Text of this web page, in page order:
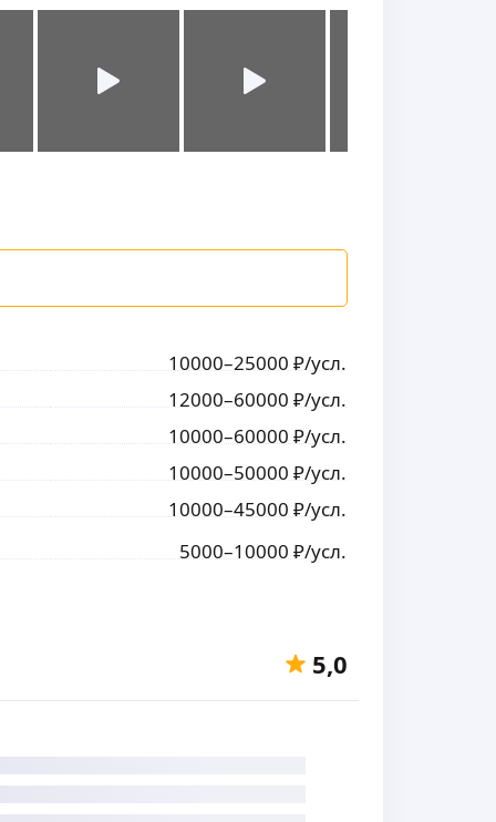
10000–25000 ₽/усл.
12000–60000 ₽/усл.
10000–60000 ₽/усл.
10000–50000 ₽/усл.
10000–45000 ₽/усл.
5000–10000 ₽/усл.
5,0